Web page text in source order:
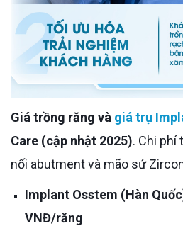
Giá trồng răng và giá trụ
Care (cập nhật 2025). Chi phí
nối abutment và mão sứ
Implant Osstem (Hàn Quốc): 19.000.000
VNĐ/răng